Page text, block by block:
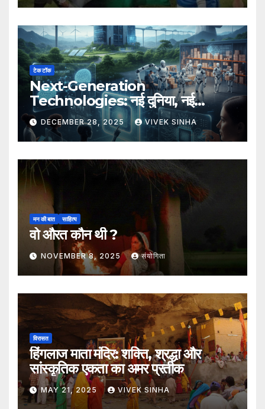
टेक टॉक
Next-Generation
Technologies: नई दुनिया, नई
संभावनाएँ, नया भविष्य
DECEMBER 28, 2025 VIVEK SINHA
मन की बात साहित्य
वो औरत कौन थी ?
NOVEMBER 8, 2025 संयोगिता
विरासत
हिंगलाज माता मंदिर: शक्ति, श्रद्धा और
सांस्कृतिक एकता का अमर प्रतीक
MAY 21, 2025 VIVEK SINHA